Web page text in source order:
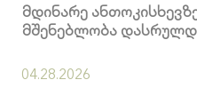
მდინარე
მშენებლობა
04.28.2026